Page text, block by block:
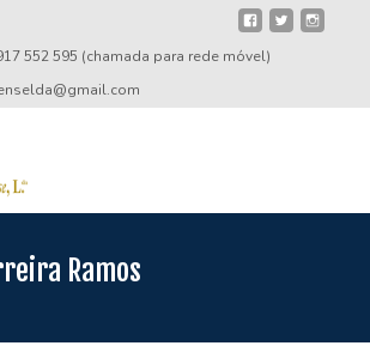
552 595 (chamada para rede móvel)
Ramos